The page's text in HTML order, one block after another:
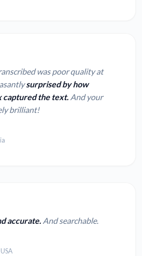
was poor quality at
surprised by how
captured the text. And your
brilliant!
accurate. And searchable.